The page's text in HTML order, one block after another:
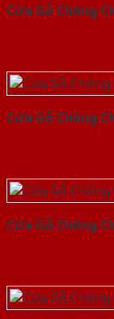
Cửa Gỗ Chống
Cửa Gỗ Chống
Cửa Gỗ Chống